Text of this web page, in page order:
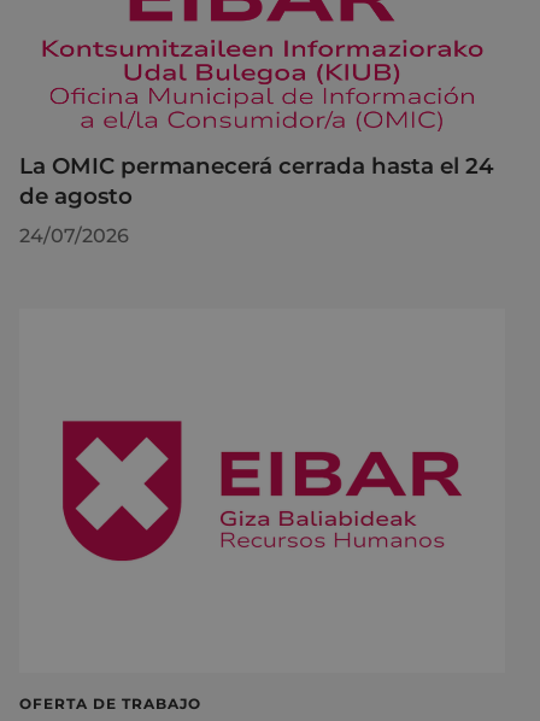
La OMIC permanecerá cerrada hasta el 24
de agosto
24/07/2026
OFERTA DE TRABAJO